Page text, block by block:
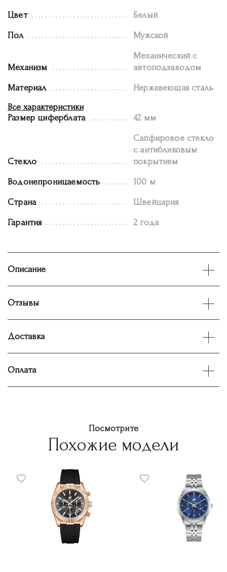
Цвет Белый
Пол Мужской
Механизм
Механический с
автоподзаводом
Материал
Нержавеющая сталь
Все характеристики
Размер циферблата
42 мм
Стекло
Сапфировое стекло
с антибликовым
покрытием
Водонепроницаемость 100 м
Страна Швейцария
Гарантия 2 года
Описание
Отзывы
Доставка
Оплата
Посмотрите
Похожие модели